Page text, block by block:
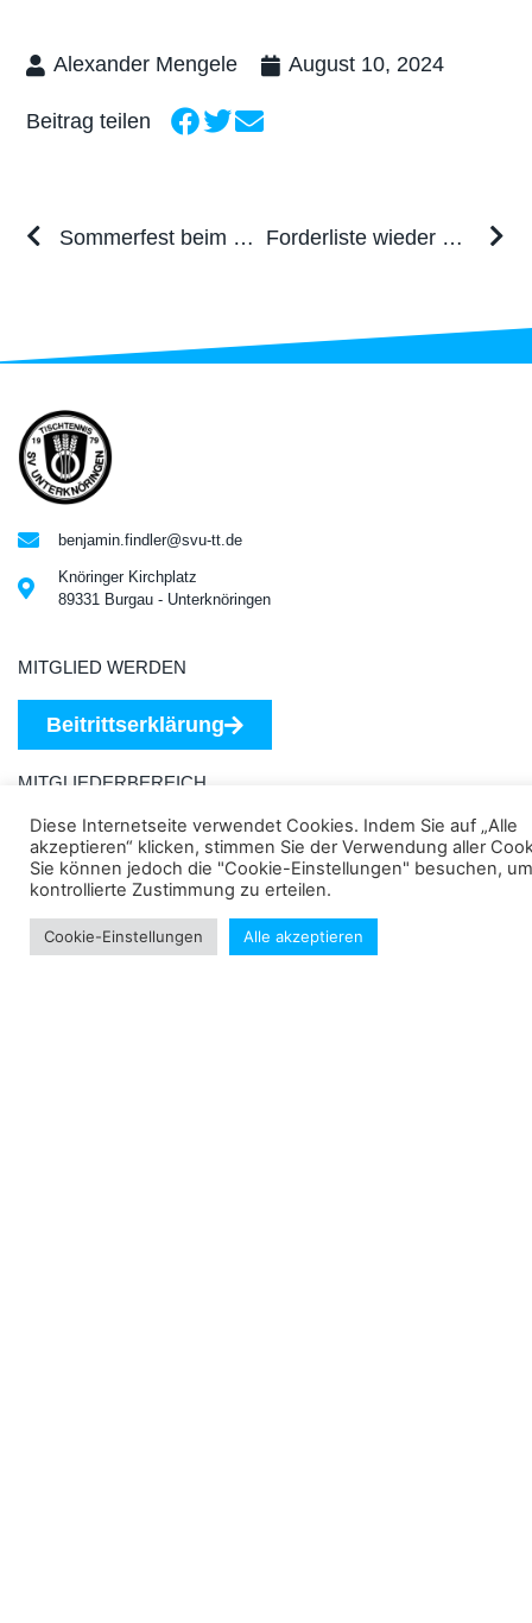
Alexander Mengele August 10, 2024
Beitrag teilen
Sommerfest beim SVU Forderliste wieder ein großer Erfolg
benjamin.findler@svu-tt.de
Knöringer Kirchplatz
89331 Burgau - Unterknöringen
MITGLIED WERDEN
Beitrittserklärung
MITGLIEDERBEREICH
Login
VEREIN
Training
Diese Internetseite verwendet Cookies. Indem Sie auf „Alle
akzeptieren“ klicken, stimmen Sie der Verwendung aller
Sie können jedoch die "Cookie-Einstellungen" besuchen,
kontrollierte Zustimmung zu erteilen.
Cookie-Einstellungen Alle akzeptieren